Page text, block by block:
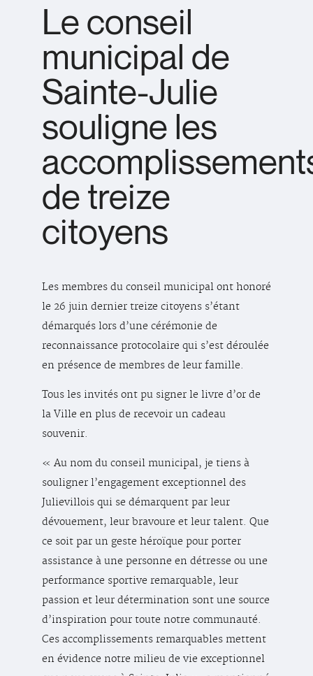
Le conseil
municipal de
Sainte-Julie
souligne les
de treize
citoyens
Les membres du conseil municipal ont honoré
le 26 juin dernier treize citoyens s’étant
démarqués lors d’une cérémonie de
reconnaissance protocolaire qui s’est déroulée
en présence de membres de leur famille.
Tous les invités ont pu signer le livre d’or de
la Ville en plus de recevoir un cadeau
souvenir.
« Au nom du conseil municipal, je tiens à
souligner l’engagement exceptionnel des
Julievillois qui se démarquent par leur
dévouement, leur bravoure et leur talent. Que
ce soit par un geste héroïque pour porter
assistance à une personne en détresse ou une
performance sportive remarquable, leur
passion et leur détermination sont une source
d’inspiration pour toute notre communauté.
Ces accomplissements remarquables mettent
en évidence notre milieu de vie exceptionnel